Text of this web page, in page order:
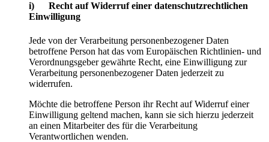
i) Recht auf Widerruf einer datenschutzrechtlichen
Einwilligung
Jede von der Verarbeitung personenbezogener Daten
betroffene Person hat das vom Europäischen Richtlinien- und
Verordnungsgeber gewährte Recht, eine Einwilligung zur
Verarbeitung personenbezogener Daten jederzeit zu
widerrufen.
Möchte die betroffene Person ihr Recht auf Widerruf einer
Einwilligung geltend machen, kann sie sich hierzu jederzeit
an einen Mitarbeiter des für die Verarbeitung
Verantwortlichen wenden.